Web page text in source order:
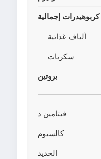
كربوهيدرات إجمالية
ألياف غذائية
سكريات
بروتين
فيتامين د
كالسيوم
الحديد